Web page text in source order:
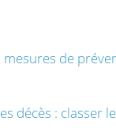
de
décès : classer